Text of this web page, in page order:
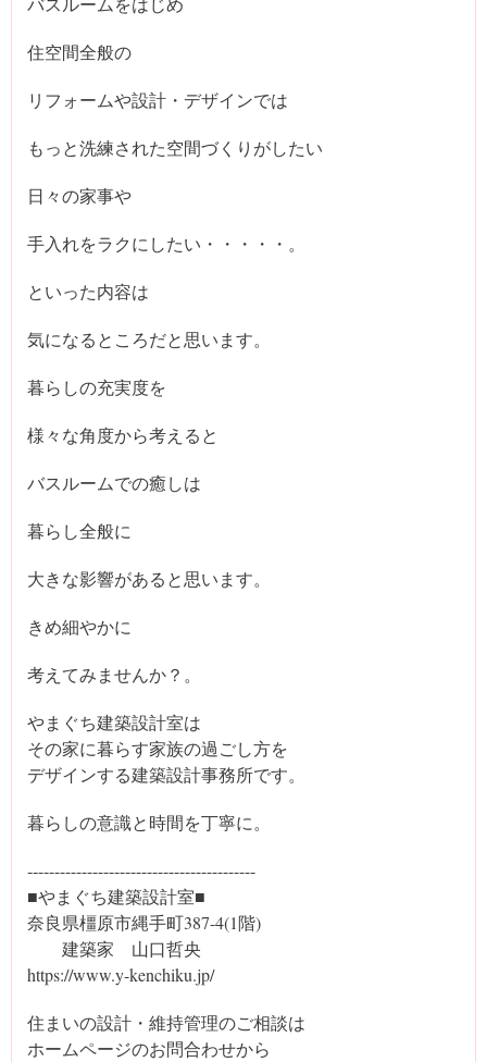
住空間全般の
リフォームや設計・デザインでは
もっと洗練された空間づくりがしたい
日々の家事や
手入れをラクにしたい・・・・・。
といった内容は
気になるところだと思います。
暮らしの充実度を
様々な角度から考えると
バスルームでの癒しは
暮らし全般に
大きな影響があると思います。
きめ細やかに
考えてみませんか？。
やまぐち建築設計室は
その家に暮らす家族の過ごし方を
デザインする建築設計事務所です。
暮らしの意識と時間を丁寧に。
‐‐----------------------------------------
■やまぐち建築設計室■
奈良県橿原市縄手町387-4(1階)
建築家 山口哲央
https://www.y-kenchiku.jp/
住まいの設計・維持管理のご相談は
ホームページのお問合わせから